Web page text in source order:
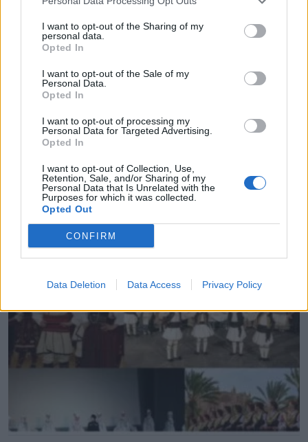
I want to opt-out of the Sharing of my
personal data.
Opted In
I want to opt-out of the Sale of my
Personal Data.
Opted In
I want to opt-out of processing my
Personal Data for Targeted Advertising.
Opted In
I want to opt-out of Collection, Use,
Retention, Sale, and/or Sharing of my
Personal Data that Is Unrelated with the
Purposes for which it was collected.
Opted Out
CONFIRM
Data Deletion Data Access Privacy Policy
Εγκρίθηκε το Σχέδιο Αστικής Ανθεκτικότητας του
δήμου Μαλεβιζίου
09.08.2026 - 08.30